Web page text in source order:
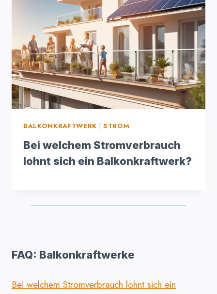
BALKONKRAFTWERK | STROM
Bei welchem Stromverbrauch
lohnt sich ein Balkonkraftwerk?
FAQ: Balkonkraftwerke
Bei welchem Stromverbrauch lohnt sich ein